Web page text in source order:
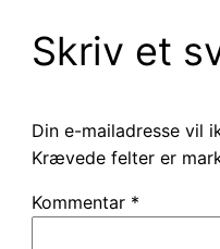
Skriv et
Din e-mailadresse vil
Krævede felter er
Kommentar *